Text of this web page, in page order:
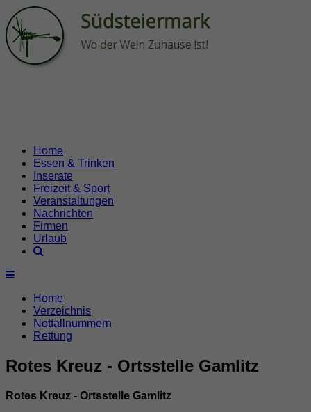
Home
Essen & Trinken
Inserate
Freizeit & Sport
Veranstaltungen
Nachrichten
Firmen
Urlaub
Home
Verzeichnis
Notfallnummern
Rettung
Rotes Kreuz - Ortsstelle Gamlitz
Rotes Kreuz - Ortsstelle Gamlitz